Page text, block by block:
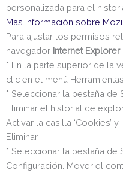
personalizada para el
Más información sobre
Para ajustar los permisos
navegador Internet Explorer:
* En la parte superior de la
clic en el menú Herramientas.
* Seleccionar la pestaña de
Eliminar el historial de
Activar la casilla ‘Cookies’
Eliminar.
* Seleccionar la pestaña de
Configuración. Mover el